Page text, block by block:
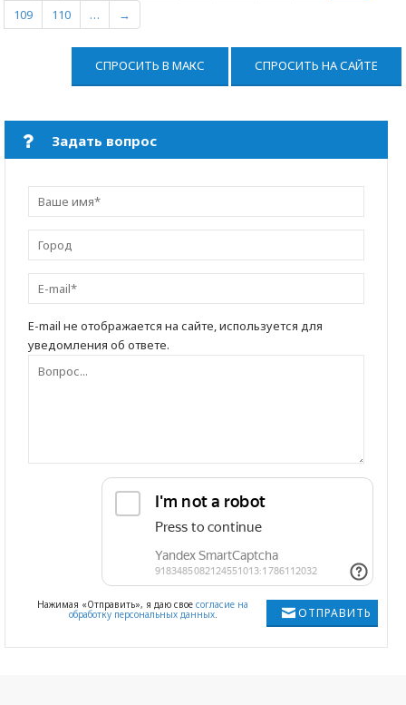
109
110 … →
СПРОСИТЬ В МАКС СПРОСИТЬ НА САЙТЕ
Задать вопрос
E-mail не отображается на сайте, используется для
уведомления об ответе.
ОТПРАВИТЬ
Нажимая «Отправить», я даю свое согласие на
обработку персональных данных.